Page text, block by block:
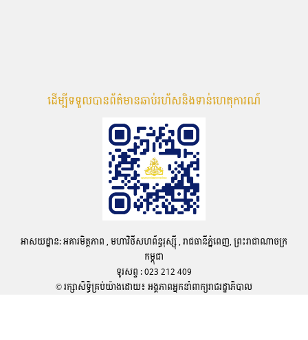
ដើម្បីទទួលបានព័ត៌មានឆាប់រហ័សនិងទាន់ហេតុការណ៍
អាសយដ្ឋាន: អគារមិត្តភាព , មហាវិថីសហព័ន្ធរុស្ស៊ី , រាជធានីភ្នំពេញ, ព្រះរាជាណាចក្រ
កម្ពុជា
ទូរសព្ទ : 023 212 409
© រក្សាសិទ្ធិគ្រប់យ៉ាងដោយ៖ អង្គភាពអ្នកនាំពាក្យរាជរដ្ឋាភិបាល